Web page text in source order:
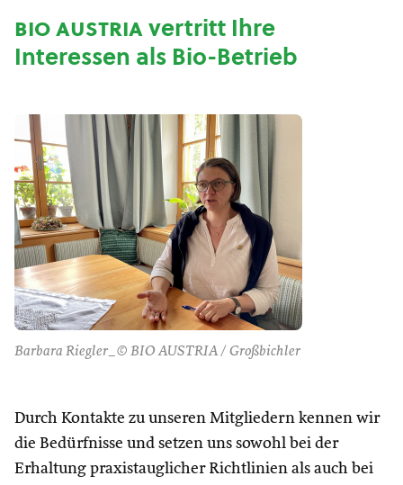
bio austriavertritt Ihre
Interessen als Bio-Betrieb
Barbara Riegler_© BIO AUSTRIA / Großbichler
Durch Kontakte zu unseren Mitgliedern kennen wir
die Bedürfnisse und setzen uns sowohl bei der
Erhaltung praxistauglicher Richtlinien als auch bei